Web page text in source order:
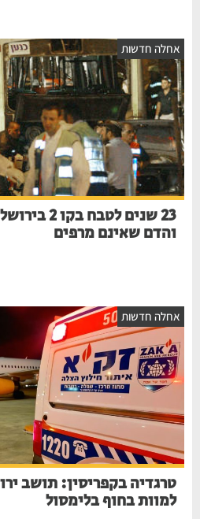
חדשות
23 שנים לטבח בקו
והדם שאינם מרפים
חדשות
למוות בחוף בלימסול